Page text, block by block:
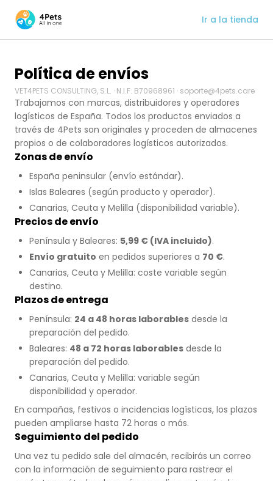
Ir a la tienda
Política de envíos
VET4PETS CONSULTING, S.L. · N.I.F. B70968961 · soporte@4pets.care
Trabajamos con marcas, distribuidores y operadores
logísticos de España. Todos los productos enviados a
través de 4Pets son originales y proceden de almacenes
propios o de colaboradores logísticos autorizados.
Zonas de envío
España peninsular (envío estándar).
Islas Baleares (según producto y operador).
Canarias, Ceuta y Melilla (disponibilidad variable).
Precios de envío
Península y Baleares: 5,99 € (IVA incluido).
Envío gratuito en pedidos superiores a 70 €.
Canarias, Ceuta y Melilla: coste variable según
destino.
Plazos de entrega
Península: 24 a 48 horas laborables desde la
preparación del pedido.
Baleares: 48 a 72 horas laborables desde la
preparación del pedido.
Canarias, Ceuta y Melilla: variable según
disponibilidad y operador.
En campañas, festivos o incidencias logísticas, los plazos
pueden ampliarse hasta 72 horas o más.
Seguimiento del pedido
Una vez tu pedido sale del almacén, recibirás un correo
con la información de seguimiento para rastrear el